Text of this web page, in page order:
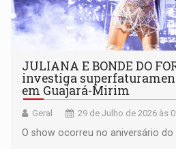
JULIANA E BONDE DO
investiga
em Guajará-Mirim
Geral 29 de Julho de 2026 às
O show ocorreu no aniversário do